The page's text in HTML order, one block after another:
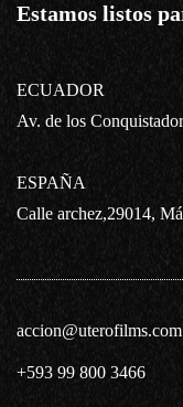
Estamos listos
ECUADOR
Av. de los
ESPAÑA
Calle archez,29014,
accion@uterofilms.com
+593 99 800 3466